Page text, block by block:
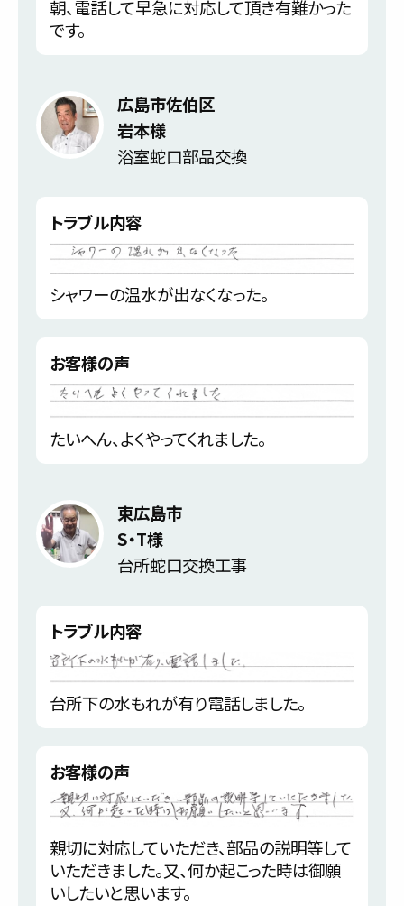
朝、電話して早急に対応して頂き有難かった
です。
広島市佐伯区
岩本様
浴室蛇口部品交換
トラブル内容
シャワーの温水が出なくなった。
お客様の声
たいへん、よくやってくれました。
東広島市
S・T様
台所蛇口交換工事
トラブル内容
台所下の水もれが有り電話しました。
お客様の声
親切に対応していただき、部品の説明等して
いただきました。又、何か起こった時は御願
いしたいと思います。